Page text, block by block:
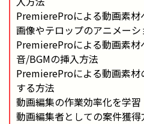
PremiereProによる動画素材
画像やテロップのアニメーシ
PremiereProによる動画素材
音/BGMの挿入方法
PremiereProによる動画素材
する方法
動画編集の作業効率化を学習
動画編集者としての案件獲得